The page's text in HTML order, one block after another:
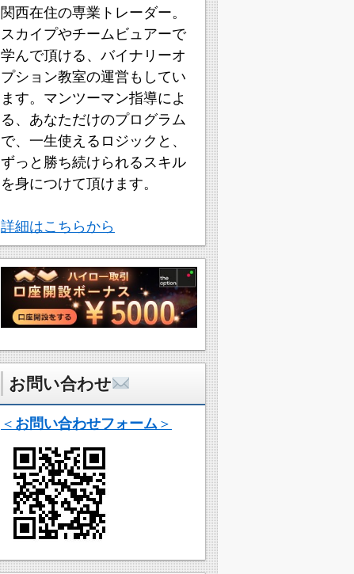
関西在住の専業トレーダー。
スカイプやチームビュアーで
学んで頂ける、バイナリーオ
プション教室の運営もしてい
ます。マンツーマン指導によ
る、あなただけのプログラム
で、一生使えるロジックと、
ずっと勝ち続けられるスキル
を身につけて頂けます。
詳細はこちらから
お問い合わせ
＜ お問い合わせフォーム ＞